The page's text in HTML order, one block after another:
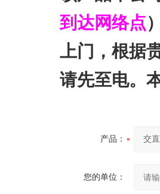
到达网络点
上门，根据
请先至电。
产品：
您的单位：